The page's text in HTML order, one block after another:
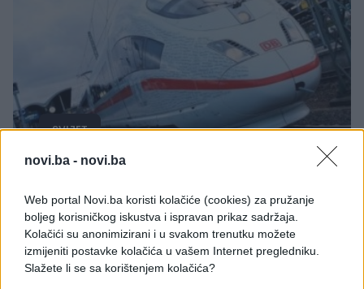
novi.ba - novi.ba
Web portal Novi.ba koristi kolačiće (cookies) za pružanje
boljeg korisničkog iskustva i ispravan prikaz sadržaja.
Kolačići su anonimizirani i u svakom trenutku možete
izmijeniti postavke kolačića u vašem Internet pregledniku.
Slažete li se sa korištenjem kolačića?
SVIJET
UŽAS Djevojka silovana u vozu punom navijača,
policija provjerila 750 putnika - Niko još nije
uhapšen
Saznaj više